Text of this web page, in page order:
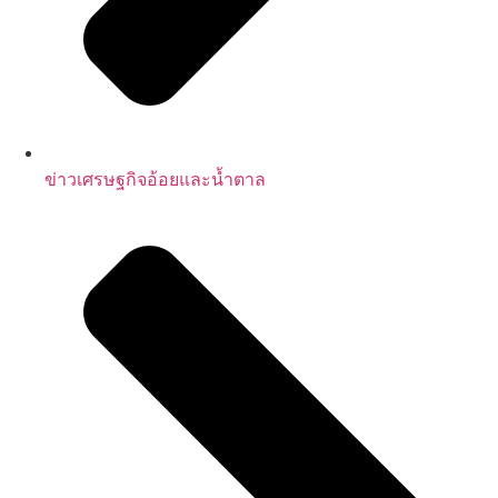
ข่าวเศรษฐกิจอ้อยและน้ำตาล